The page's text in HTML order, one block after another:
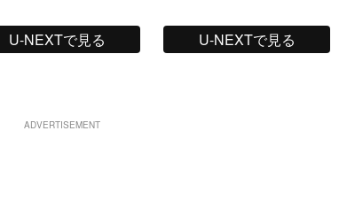
U-NEXTで見る U-NEXTで見る
ADVERTISEMENT